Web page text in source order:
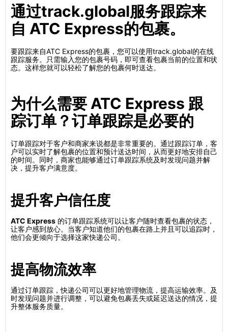
通过track.global服务跟踪来
自 ATC Express的包裹。
要跟踪来自ATC Express的包裹，您可以使用track.global的在线
跟踪服务。只需输入您的包裹号码，即可查看包裹当前的位置和状
态。这样您就可以轻松了解您的包裹何时送达。
为什么需要 ATC Express 跟
踪订单？订单跟踪是必要的
订单跟踪对于客户和商家来说都是非常重要的。通过跟踪订单，客
户可以实时了解包裹的位置和预计送达时间，从而更好地安排自己
的时间。同时，商家也能够通过订单跟踪系统及时发现问题并解
决，提升客户满意度。
提升客户信任度
ATC Express 的订单跟踪系统可以让客户随时查看包裹的状态，
让客户感到放心。当客户知道他们的包裹在路上并且可以追踪时，
他们会更倾向于选择这家快递公司。
提高物流效率
通过订单跟踪，快递公司可以更好地管理物流，提高运输效率。及
时发现问题并进行调整，可以避免包裹丢失或延迟送达的情况，提
升整体服务质量。